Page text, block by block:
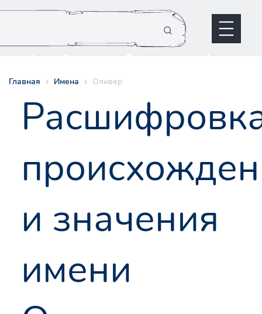
Главная Имена Оливер
и значения
имени